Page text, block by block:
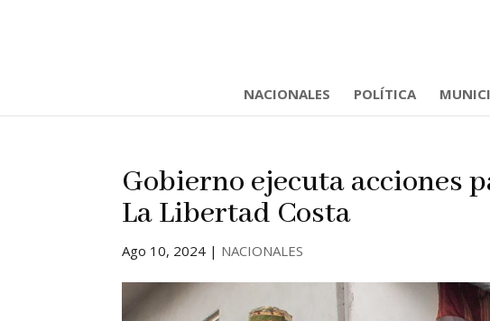
NACIONALES POLÍTICA
Gobierno ejecuta acciones
La Libertad Costa
Ago 10, 2024| NACIONALES